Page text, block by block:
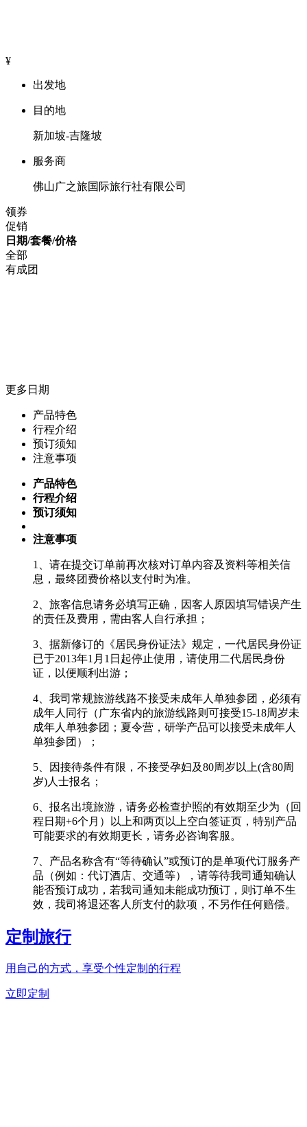
¥
出发地
目的地
新加坡-吉隆坡
服务商
佛山广之旅国际旅行社有限公司
领券
促销
日期/套餐/价格
全部
有成团
更多日期
产品特色
行程介绍
预订须知
注意事项
产品特色
行程介绍
预订须知
注意事项
1、请在提交订单前再次核对订单内容及资料等相关信
息，最终团费价格以支付时为准。
2、旅客信息请务必填写正确，因客人原因填写错误产生
的责任及费用，需由客人自行承担；
3、据新修订的《居民身份证法》规定，一代居民身份证
已于2013年1月1日起停止使用，请使用二代居民身份
证，以便顺利出游；
4、我司常规旅游线路不接受未成年人单独参团，必须有
成年人同行（广东省内的旅游线路则可接受15-18周岁未
成年人单独参团；夏令营，研学产品可以接受未成年人
单独参团）；
5、因接待条件有限，不接受孕妇及80周岁以上(含80周
岁)人士报名；
6、报名出境旅游，请务必检查护照的有效期至少为（回
程日期+6个月）以上和两页以上空白签证页，特别产品
可能要求的有效期更长，请务必咨询客服。
7、产品名称含有“等待确认”或预订的是单项代订服务产
品（例如：代订酒店、交通等），请等待我司通知确认
能否预订成功，若我司通知未能成功预订，则订单不生
效，我司将退还客人所支付的款项，不另作任何赔偿。
定制旅行
用自己的方式，享受个性定制的行程
立即定制